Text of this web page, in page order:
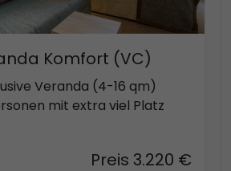
Komfort (VC)
Veranda (4-16 qm)
mit extra viel Platz
Preis 3.220 €